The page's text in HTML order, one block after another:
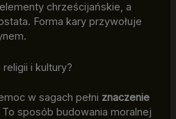
chrześcijańskie, a
Forma kary przywołuje
i kultury?
w sagach pełni znaczenie
sposób budowania moralnej